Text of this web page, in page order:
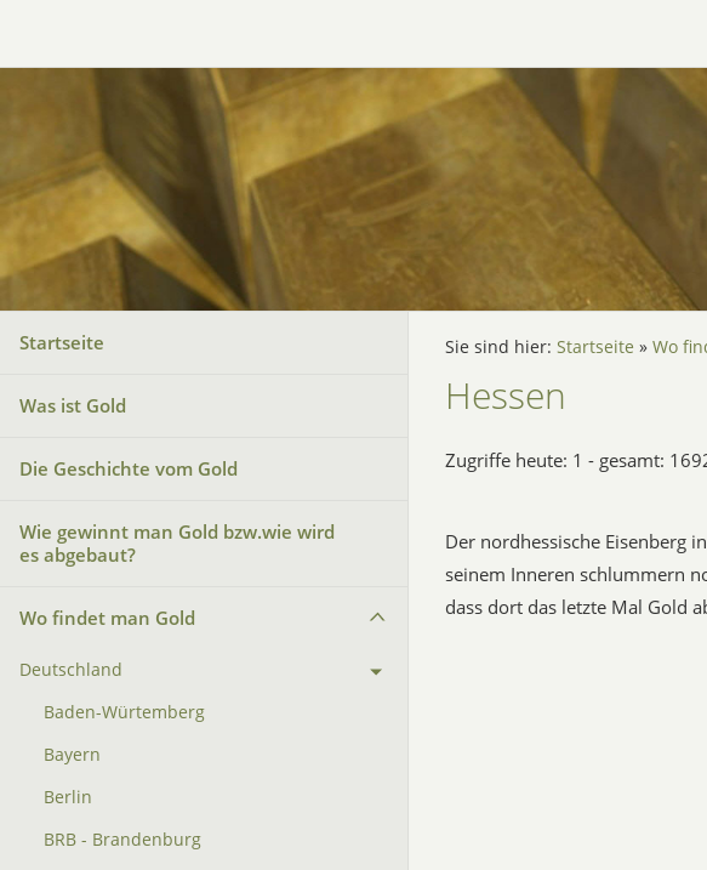
Startseite
Was ist Gold
Die Geschichte vom Gold
Wie gewinnt man Gold bzw.wie wird
es abgebaut?
Wo findet man Gold
Deutschland
Baden-Würtemberg
Bayern
Berlin
BRB - Brandenburg
Sie sind hier: Startseite » Wo
Hessen
Zugriffe heute: 1 - gesamt:
Der nordhessische Eisenberg
seinem Inneren schlummern
dass dort das letzte Mal Gold